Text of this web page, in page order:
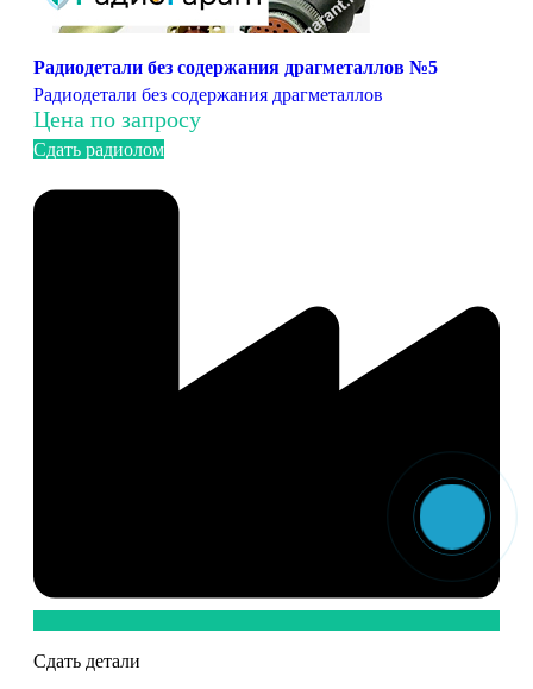
Радиодетали без содержания драгметаллов №5
Радиодетали без содержания драгметаллов
Цена по запросу
Сдать радиолом
Сдать детали